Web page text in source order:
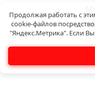
Продолжая работать с
cookie-файлов
"Яндекс.Метрика". Если